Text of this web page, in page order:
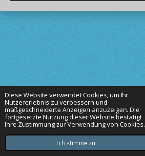
Diese Website verwendet Cookies, um Ihr
Nutzererlebnis zu verbessern und
maßgeschneiderte Anzeigen anzuzeigen. Die
fortgesetzte Nutzung dieser Website bestätigt
Ihre Zustimmung zur Verwendung von Cookies.
Ich stimme zu
Mit Unterstützung von Webador